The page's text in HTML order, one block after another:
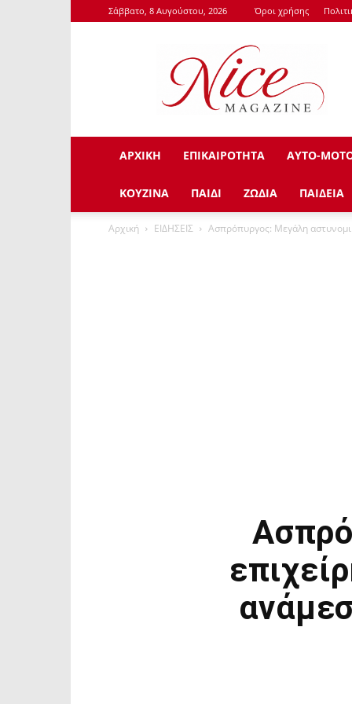
Σάββατο, 8 Αυγούστου, 2026 Όροι χρήσης
NiceMagazine.Gr
ΑΡΧΙΚΗ ΕΠΙΚΑΙΡΟΤΗΤΑ ΑΥΤΟ-
ΚΟΥΖΙΝΑ ΠΑΙΔΙ ΖΩΔΙΑ ΠΑΙΔΕΙΑ
Αρχική ΕΙΔΗΣΕΙΣ Ασπρόπυργος: Μεγάλη